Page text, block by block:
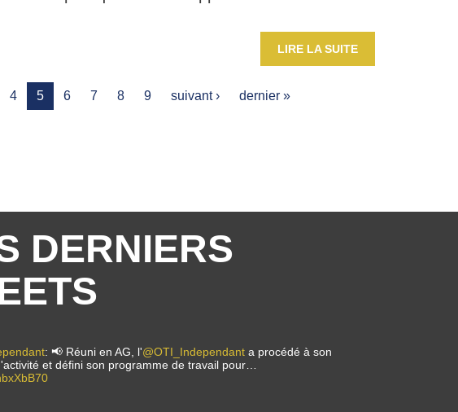
LIRE LA SUITE
4 5 6 7 8 9 suivant › dernier »
DERNIERS
: 📢 Réuni en AG, l'@OTI_Independant a procédé à son
et défini son programme de travail pour…